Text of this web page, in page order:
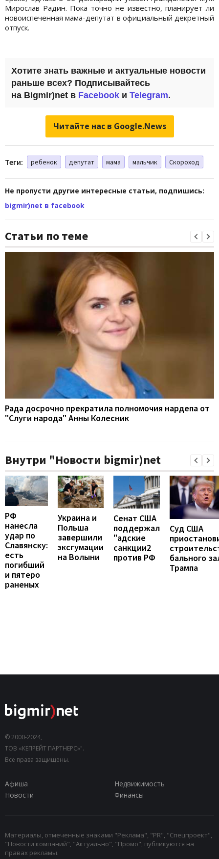
Мирослав Радин. Пока точно не известно, планирует ли
новоиспеченная мама-депутат в официальный декретный
отпуск.
Хотите знать важные и актуальные новости
раньше всех? Подписывайтесь
на Bigmir)net в Facebook и Telegram.
Читайте нас в Google.News
Теги: ребенок депутат мама мальчик Скороход
Не пропусти другие интересные статьи, подпишись:
bigmir)net в facebook
Статьи по теме
Рада досрочно прекратила полномочия нардепа от
"Слуги народа" Анны Колесник
Внутри "Новости bigmir)net
РФ
нанесла
удар по
Славянску:
есть
погибший
и пятеро
раненых
Украина и
Польша
завершили
эксгумации
на Волыни
Сенат США
поддержал
"адские
санкции2
против РФ
Суд США
бального
Трампа
© 2000-2024,
ТОВ «КЕПРЕЙТ ПАРТНЕРС»".
Все права защищены.
Афиша
Недвижимость
Новости
Финансы
Материалы, отмеченные знаками "Реклама", "PR", "Спецпроект",
"Новости компаний", "Актуально", "Промо", публикуются на
правах рекламы.